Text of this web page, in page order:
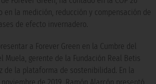
en la medición, reducción y compensación de
de efecto invernadero.
a Forever Green en la Cumbre del
Muela, gerente de la Fundación Real Betis
de la plataforma de sostenibilidad. En la